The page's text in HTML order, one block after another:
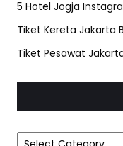
5 Hotel Jogja
Tiket Kereta Jakarta
Tiket Pesawat